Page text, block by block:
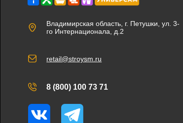
Владимирская область, г. Петушки, ул. 3-
го Интернационала, д.2
retail@stroysm.ru
8 (800) 100 73 71
Вконтакте
Telegram